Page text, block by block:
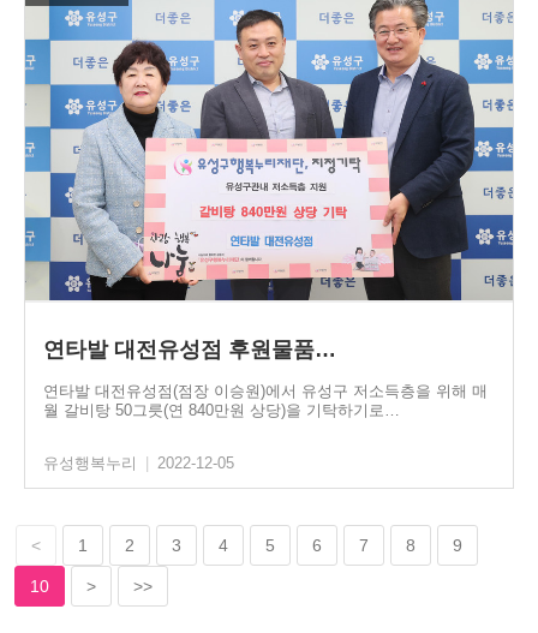
연타발 대전유성점 후원물품…
연타발 대전유성점(점장 이승원)에서 유성구 저소득층을 위해 매
월 갈비탕 50그릇(연 840만원 상당)을 기탁하기로…
유성행복누리 2022-12-05
< 1 2 3 4 5 6 7 8 9
10 > >>